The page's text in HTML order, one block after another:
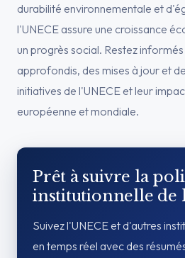
durabilité environnementale et
l'UNECE assure une croissance
un progrès social. Restez
approfondis, des mises à jour et
initiatives de l'UNECE et leur
européenne et mondiale.
Prêt à suivre la
institutionnelle de
Suivez l'UNECE et d'autres
en temps réel avec des